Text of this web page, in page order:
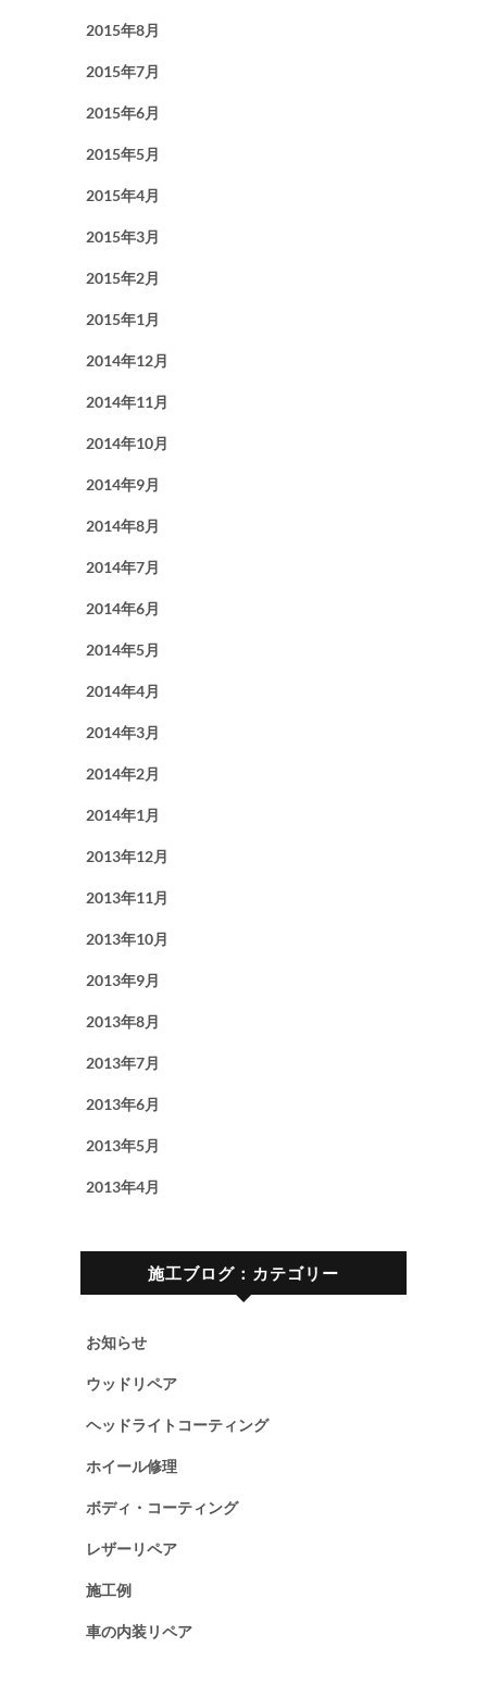
2015年8月
2015年7月
2015年6月
2015年5月
2015年4月
2015年3月
2015年2月
2015年1月
2014年12月
2014年11月
2014年10月
2014年9月
2014年8月
2014年7月
2014年6月
2014年5月
2014年4月
2014年3月
2014年2月
2014年1月
2013年12月
2013年11月
2013年10月
2013年9月
2013年8月
2013年7月
2013年6月
2013年5月
2013年4月
施工ブログ：カテゴリー
お知らせ
ウッドリペア
ヘッドライトコーティング
ホイール修理
ボディ・コーティング
レザーリペア
施工例
車の内装リペア